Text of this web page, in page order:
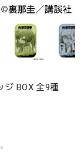
ジ BOX 全9種